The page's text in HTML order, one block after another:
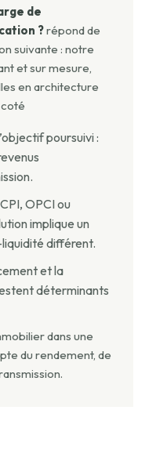
de
?répond de
suivante : notre
et sur mesure,
en architecture
poursuivi :
OPCI ou
implique un
différent.
et la
déterminants
dans une
du rendement, de